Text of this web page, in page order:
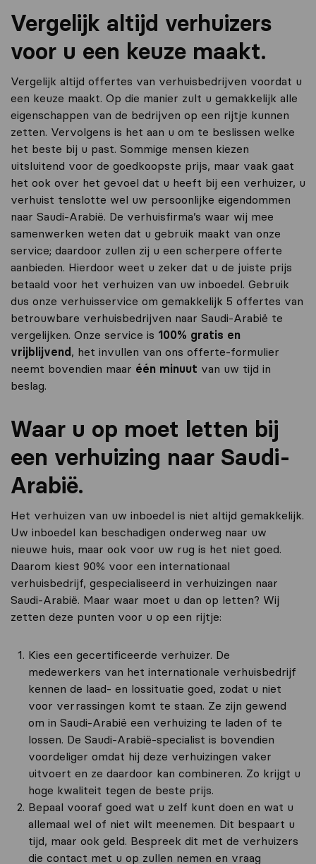
Vergelijk altijd verhuizers
voor u een keuze maakt.
Vergelijk altijd offertes van verhuisbedrijven voordat u
een keuze maakt. Op die manier zult u gemakkelijk alle
eigenschappen van de bedrijven op een rijtje kunnen
zetten. Vervolgens is het aan u om te beslissen welke
het beste bij u past. Sommige mensen kiezen
uitsluitend voor de goedkoopste prijs, maar vaak gaat
het ook over het gevoel dat u heeft bij een verhuizer, u
verhuist tenslotte wel uw persoonlijke eigendommen
naar Saudi-Arabië. De verhuisfirma’s waar wij mee
samenwerken weten dat u gebruik maakt van onze
service; daardoor zullen zij u een scherpere offerte
aanbieden. Hierdoor weet u zeker dat u de juiste prijs
betaald voor het verhuizen van uw inboedel. Gebruik
dus onze verhuisservice om gemakkelijk 5 offertes van
betrouwbare verhuisbedrijven naar Saudi-Arabië te
vergelijken. Onze service is 100% gratis en
vrijblijvend , het invullen van ons offerte-formulier
neemt bovendien maar één minuut van uw tijd in
beslag.
Waar u op moet letten bij
een verhuizing naar Saudi-
Arabië.
Het verhuizen van uw inboedel is niet altijd gemakkelijk.
Uw inboedel kan beschadigen onderweg naar uw
nieuwe huis, maar ook voor uw rug is het niet goed.
Daarom kiest 90% voor een internationaal
verhuisbedrijf, gespecialiseerd in verhuizingen naar
Saudi-Arabië. Maar waar moet u dan op letten? Wij
zetten deze punten voor u op een rijtje:
Kies een gecertificeerde verhuizer. De
medewerkers van het internationale verhuisbedrijf
kennen de laad- en lossituatie goed, zodat u niet
voor verrassingen komt te staan. Ze zijn gewend
om in Saudi-Arabië een verhuizing te laden of te
lossen. De Saudi-Arabië-specialist is bovendien
voordeliger omdat hij deze verhuizingen vaker
uitvoert en ze daardoor kan combineren. Zo krijgt u
hoge kwaliteit tegen de beste prijs.
Bepaal vooraf goed wat u zelf kunt doen en wat u
allemaal wel of niet wilt meenemen. Dit bespaart u
tijd, maar ook geld. Bespreek dit met de verhuizers
die contact met u op zullen nemen en vraag